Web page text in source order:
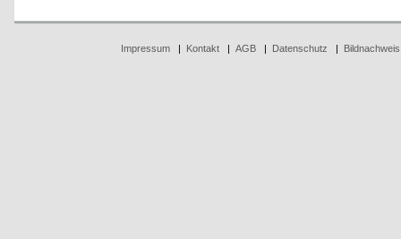
Impressum| Kontakt| AGB| Datenschutz Bildnachweis